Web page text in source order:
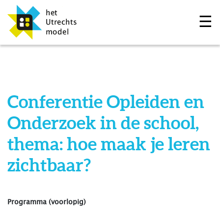
☰
Conferentie Opleiden en
Onderzoek in de school,
thema: hoe maak je leren
zichtbaar?
Programma (voorlopig)